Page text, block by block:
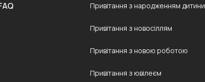
Привітання з народженням дитини
Привітання з новосіллям
Привітання з новою роботою
Привітання з ювілеєм